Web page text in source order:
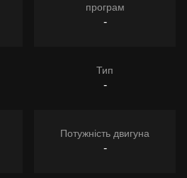
програм
-
Тип
-
Потужність двигуна
-